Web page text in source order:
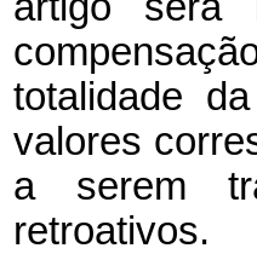
totalidade
valores
a serem
retroativos.